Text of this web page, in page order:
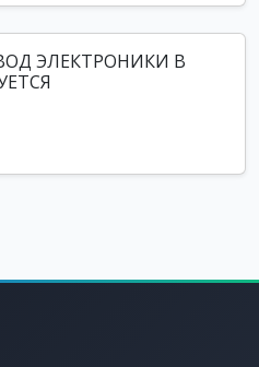
ЭЛЕКТРОНИКИ В